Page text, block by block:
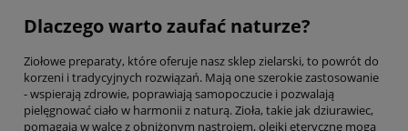
Dlaczego warto zaufać naturze?
Ziołowe preparaty, które oferuje nasz sklep zielarski, to powrót do
korzeni i tradycyjnych rozwiązań. Mają one szerokie zastosowanie
- wspierają zdrowie, poprawiają samopoczucie i pozwalają
pielęgnować ciało w harmonii z naturą. Zioła, takie jak dziurawiec,
pomagają w walce z obniżonym nastrojem, olejki eteryczne mogą